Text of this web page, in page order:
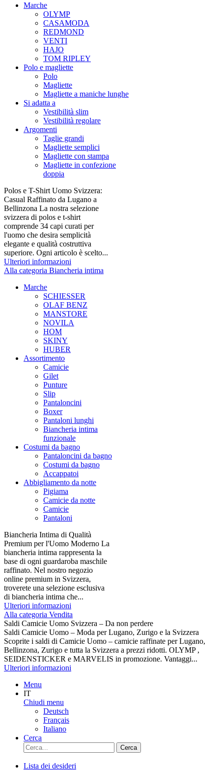
Marche
OLYMP
CASAMODA
REDMOND
VENTI
HAJO
TOM RIPLEY
Polo e magliette
Polo
Magliette
Magliette a maniche lunghe
Si adatta a
Vestibilità slim
Vestibilità regolare
Argomenti
Taglie grandi
Magliette semplici
Magliette con stampa
Magliette in confezione
doppia
Polos e T-Shirt Uomo Svizzera:
Casual Raffinato da Lugano a
Bellinzona La nostra selezione
svizzera di polos e t-shirt
comprende 34 capi curati per
l'uomo che desira semplicità
elegante e qualità costruttiva
superiore. Ogni articolo è scelto...
Ulteriori informazioni
Alla categoria Biancheria intima
Marche
SCHIESSER
OLAF BENZ
MANSTORE
NOVILA
HOM
SKINY
HUBER
Assortimento
Camicie
Gilet
Punture
Slip
Pantaloncini
Boxer
Pantaloni lunghi
Biancheria intima
funzionale
Costumi da bagno
Pantaloncini da bagno
Costumi da bagno
Accappatoi
Abbigliamento da notte
Pigiama
Camicie da notte
Camicie
Pantaloni
Biancheria Intima di Qualità
Premium per l'Uomo Moderno La
biancheria intima rappresenta la
base di ogni guardaroba maschile
raffinato. Nel nostro negozio
online premium in Svizzera,
troverete una selezione esclusiva
di biancheria intima che...
Ulteriori informazioni
Alla categoria Vendita
Saldi Camicie Uomo Svizzera – Da non perdere
Saldi Camicie Uomo – Moda per Lugano, Zurigo e la Svizzera
Scoprite i saldi di Camicie Uomo – camicie raffinate per Lugano,
Bellinzona, Zurigo e tutta la Svizzera a prezzi ridotti. OLYMP ,
SEIDENSTICKER e MARVELIS in promozione. Vantaggi...
Ulteriori informazioni
Menu
IT
Chiudi menu
Deutsch
Français
Italiano
Cerca
Cerca
Lista dei desideri